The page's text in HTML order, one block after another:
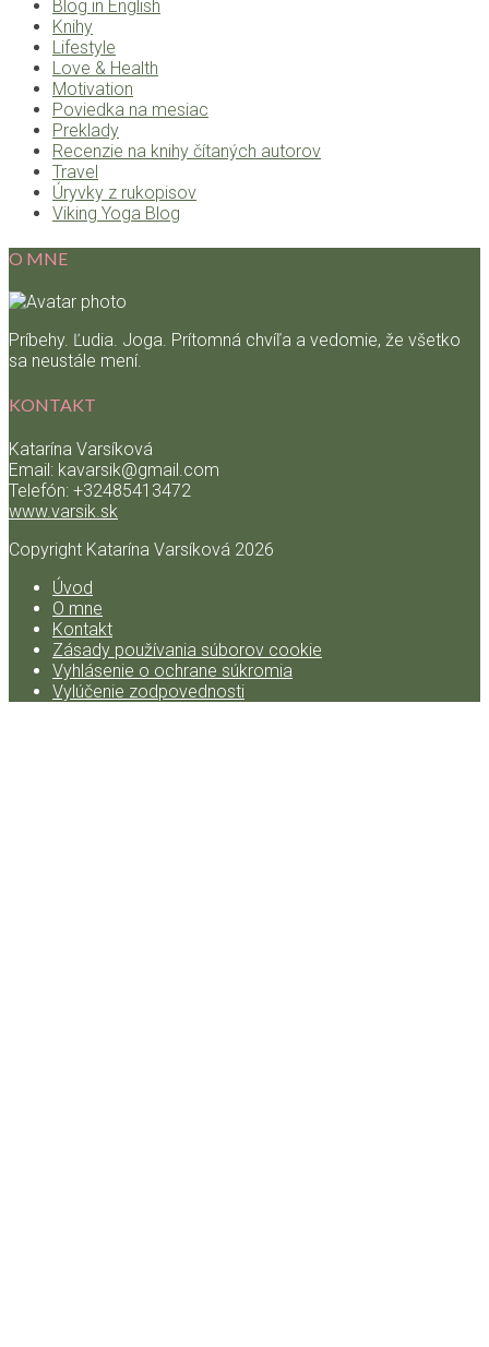
Blog in English
Knihy
Lifestyle
Love & Health
Motivation
Poviedka na mesiac
Preklady
Recenzie na knihy čítaných autorov
Travel
Úryvky z rukopisov
Viking Yoga Blog
O MNE
Príbehy. Ľudia. Joga. Prítomná chvíľa a vedomie, že všetko
sa neustále mení.
KONTAKT
Katarína Varsíková
Email: kavarsik@gmail.com
Telefón: +32485413472
www.varsik.sk
Copyright Katarína Varsíková 2026
Úvod
O mne
Kontakt
Zásady používania súborov cookie
Vyhlásenie o ochrane súkromia
Vylúčenie zodpovednosti